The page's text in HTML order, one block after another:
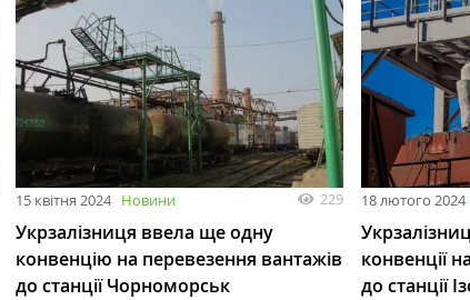
15 квітня 2024 Новини 229
Укрзалізниця ввела ще одну
конвенцію на перевезення вантажів
до станції Чорноморськ
18 лютого 2024
конвенції
до станції